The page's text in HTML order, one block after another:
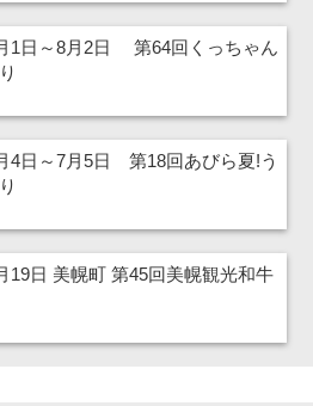
1日～8月2日 第64回くっちゃん
4日～7月5日 第18回あびら夏!う
19日 美幌町 第45回美幌観光和牛